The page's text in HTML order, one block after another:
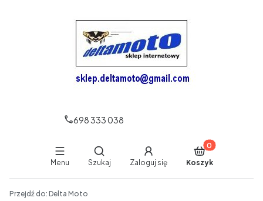
698 333 038
Menu
Otwórz wyszukiwarkę
Szukaj Zaloguj się
Produkty w
Koszyk
Przejdź do: Delta Moto